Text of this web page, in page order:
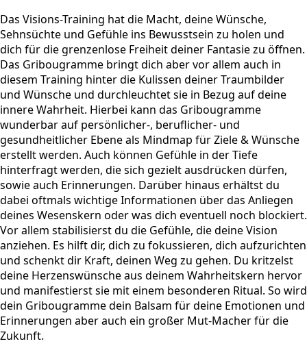
Das Visions-Training hat die Macht, deine Wünsche,
Sehnsüchte und Gefühle ins Bewusstsein zu holen und
dich für die grenzenlose Freiheit deiner Fantasie zu öffnen.
Das Gribougramme bringt dich aber vor allem auch in
diesem Training hinter die Kulissen deiner Traumbilder
und Wünsche und durchleuchtet sie in Bezug auf deine
innere Wahrheit. Hierbei kann das Gribougramme
wunderbar auf persönlicher-, beruflicher- und
gesundheitlicher Ebene als Mindmap für Ziele & Wünsche
erstellt werden. Auch können Gefühle in der Tiefe
hinterfragt werden, die sich gezielt ausdrücken dürfen,
sowie auch Erinnerungen. Darüber hinaus erhältst du
dabei oftmals wichtige Informationen über das Anliegen
deines Wesenskern oder was dich eventuell noch blockiert.
Vor allem stabilisierst du die Gefühle, die deine Vision
anziehen. Es hilft dir, dich zu fokussieren, dich aufzurichten
und schenkt dir Kraft, deinen Weg zu gehen. Du kritzelst
deine Herzenswünsche aus deinem Wahrheitskern hervor
und manifestierst sie mit einem besonderen Ritual. So wird
dein Gribougramme dein Balsam für deine Emotionen und
Erinnerungen aber auch ein großer Mut-Macher für die
Zukunft.